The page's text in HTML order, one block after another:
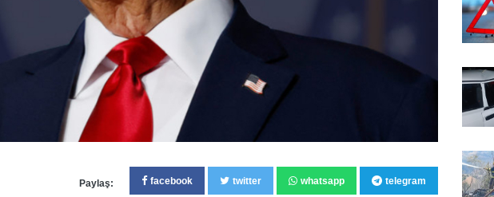
Paylaş: facebook twitter whatsapp telegram